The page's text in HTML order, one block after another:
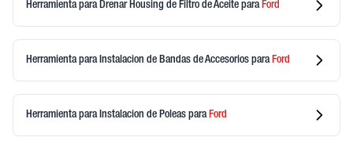
Herramienta para Drenar Housing de Filtro de Aceite para Ford
Herramienta para Instalacion de Bandas de Accesorios para Ford
Herramienta para Instalacion de Poleas para Ford